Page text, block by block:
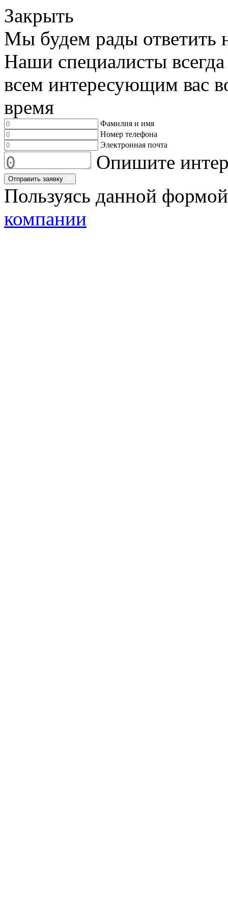
Закрыть
Мы будем рады ответить
Наши специалисты
всем интересующим вас
время
Фамилия и имя
Номер телефона
Электронная почта
Опишите
Отправить заявку
Пользуясь данной
компании